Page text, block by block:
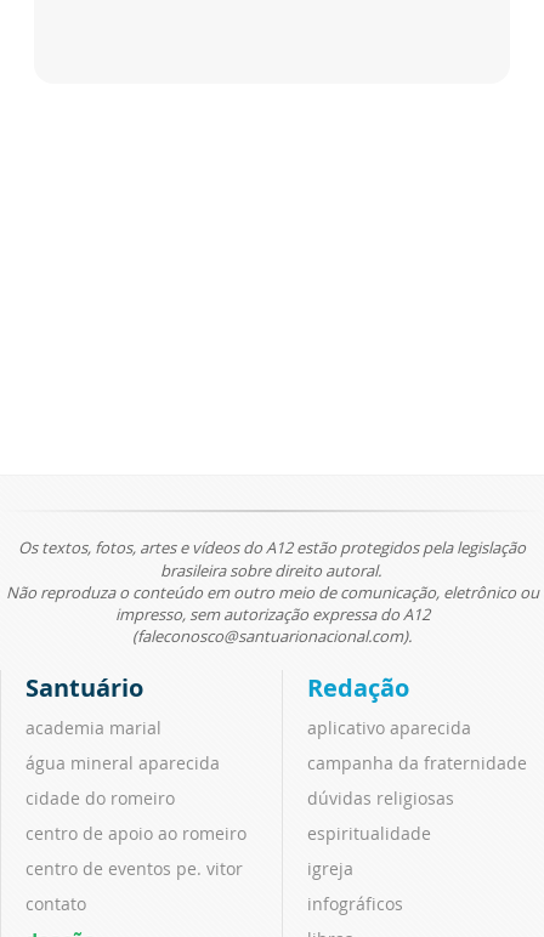
Os textos, fotos, artes e vídeos do A12 estão protegidos pela legislação
brasileira sobre direito autoral.
Não reproduza o conteúdo em outro meio de comunicação, eletrônico ou
impresso, sem autorização expressa do A12
(faleconosco@santuarionacional.com).
Santuário
academia marial
água mineral aparecida
cidade do romeiro
centro de apoio ao romeiro
centro de eventos pe. vitor
contato
Redação
aplicativo aparecida
campanha da fraternidade
dúvidas religiosas
espiritualidade
igreja
infográficos